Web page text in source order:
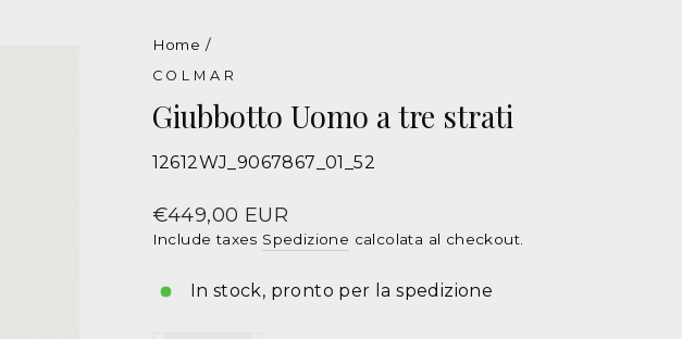
Home /
COLMAR
Giubbotto Uomo a tre strati
Giaccone
uomo
12612WJ_9067867_01_52
Prezzo
€449,00 EUR
Include taxes Spedizione calcolata al checkout.
In stock, pronto per la spedizione